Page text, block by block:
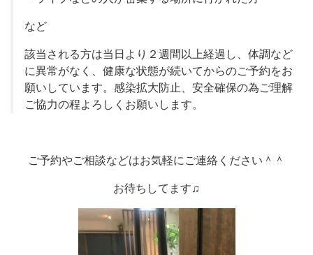
など
該当される方は当日より２週間以上経過し、体調など
に異常がなく、健康な状態が続いてからのご予約をお
願いしています。感染拡大防止、安全確保の為ご理解
ご協力の程よろしくお願いします。
ご予約やご相談などはお気軽にご連絡ください＾＾
お待ちしてます♫